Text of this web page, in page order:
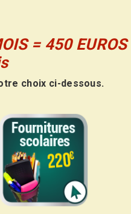
= 450 EUROS
choix ci-dessous.